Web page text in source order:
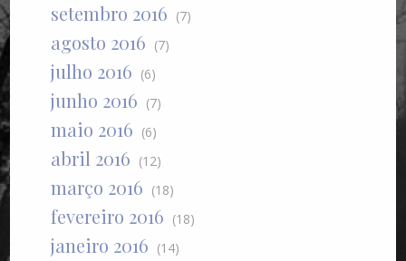
setembro 2016 (7)
agosto 2016 (7)
julho 2016 (6)
junho 2016 (7)
maio 2016 (6)
abril 2016 (12)
março 2016 (18)
fevereiro 2016 (18)
janeiro 2016 (14)